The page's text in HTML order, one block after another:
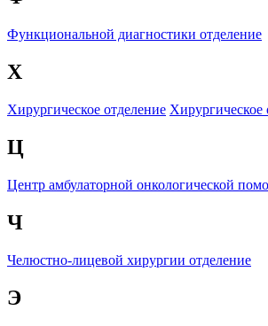
Функциональной диагностики отделение
Х
Хирургическое отделение Хирургическое
Ц
Центр амбулаторной онкологической
Ч
Челюстно-лицевой хирургии отделение
Э